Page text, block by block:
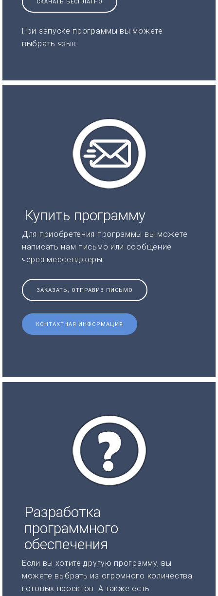
СКАЧАТЬ БЕСПЛАТНО
При запуске программы вы можете
выбрать язык.
Купить программу
Для приобретения программы вы можете
написать нам письмо или сообщение
через мессенджеры
ЗАКАЗАТЬ, ОТПРАВИВ ПИСЬМО
КОНТАКТНАЯ ИНФОРМАЦИЯ
Разработка
программного
обеспечения
Если вы хотите другую программу, вы
можете выбрать из огромного количества
готовых проектов. А также есть